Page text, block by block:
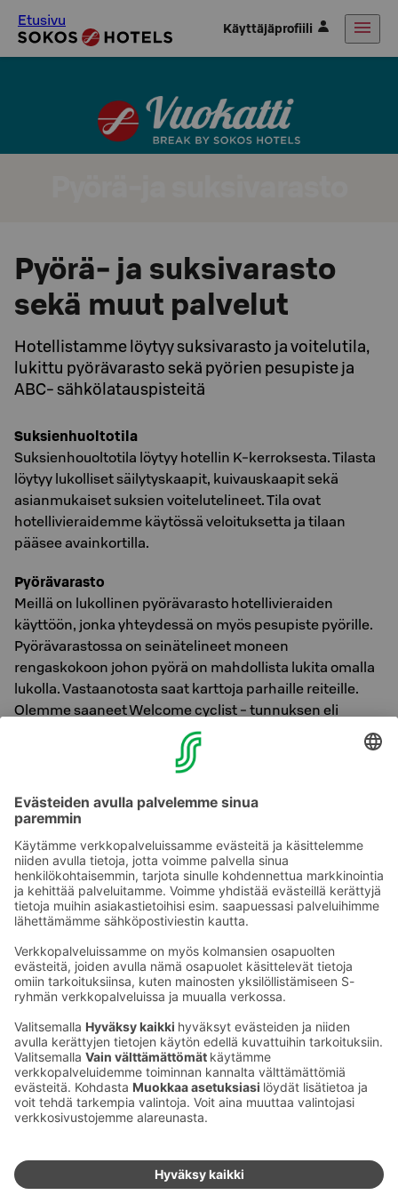
Etusivu Käyttäjäprofiili
Pyörä- ja suksivarasto
sekä muut palvelut
Hotellistamme löytyy suksivarasto ja voitelutila,
lukittu pyörävarasto sekä pyörien pesupiste ja
ABC- sähkölatauspisteitä
Suksienhuoltotila
Suksienhouoltotila löytyy hotellin K-kerroksesta. Tilasta
löytyy lukolliset säilytyskaapit, kuivauskaapit sekä
asianmukaiset suksien voitelutelineet. Tila ovat
hotellivieraidemme käytössä veloituksetta ja tilaan
pääsee avainkortilla.
Pyörävarasto
Meillä on lukollinen pyörävarasto hotellivieraiden
käyttöön, jonka yhteydessä on myös pesupiste pyörille.
Pyörävarastossa on seinätelineet moneen
rengaskokoon johon pyörä on mahdollista lukita omalla
lukolla. Vastaanotosta saat karttoja parhaille reiteille.
Olemme saaneet Welcome cyclist - tunnuksen eli
olemme Tervetuloa pyöräilijä - yritys. Pyörävarasto löytyy
1.kerroksesta ja käynti ulkokautta.
Hotellimme parkkipaikalla on ABC-latauspisteitä
sovelluksella.
Ota yhteyttä
Hotellien yhteystiedot
Asiakaspalvelun yhteystiedot›
Palaute
Anna palautetta
Sokos Hotels uutiskirje
Tilaa uutiskirje
Saat Sokos Hotellien uusimmat
edut ja uutiset sähköpostiisi
kuukausittain.
Palkinnot ja sertifikaatit
Sokos Hotels somessa
Sokos Hotels
Facebookissa
Sokos Hotels
Sokos
Hotels
Sokos
Hotels